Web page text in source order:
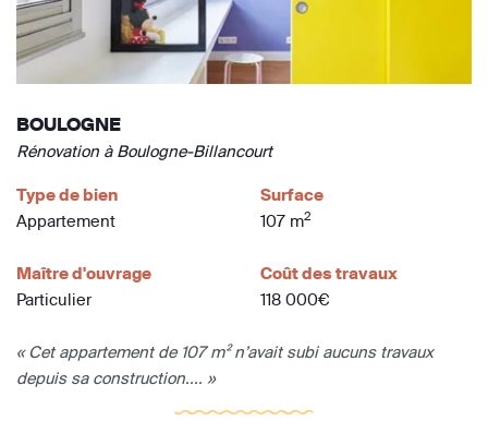
BOULOGNE
Rénovation à Boulogne-Billancourt
Type de bien
Appartement
Surface
107 m2
Maître d'ouvrage
Particulier
Coût des travaux
118 000€
« Cet appartement de 107 m² n’avait subi aucuns travaux
depuis sa construction.... »